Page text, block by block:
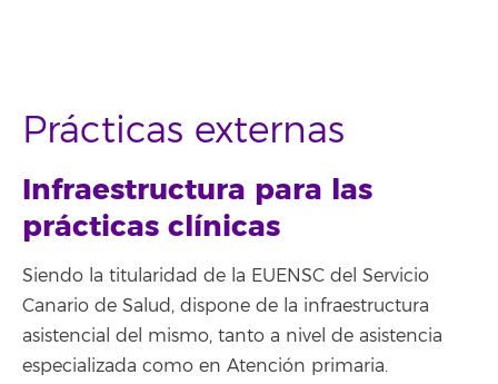
Prácticas externas
Infraestructura para las
prácticas clínicas
Siendo la titularidad de la EUENSC del Servicio
Canario de Salud, dispone de la infraestructura
asistencial del mismo, tanto a nivel de asistencia
especializada como en Atención primaria.